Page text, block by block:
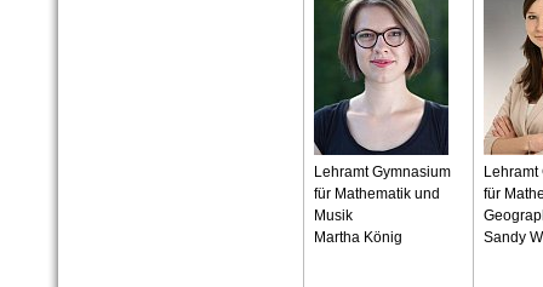
Lehramt Gymnasium
für Mathematik und
Musik
Martha König
Lehramt
für
Sandy